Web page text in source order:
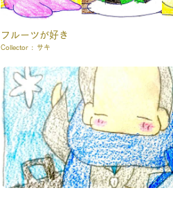
フルーツが好き
Collector : サキ